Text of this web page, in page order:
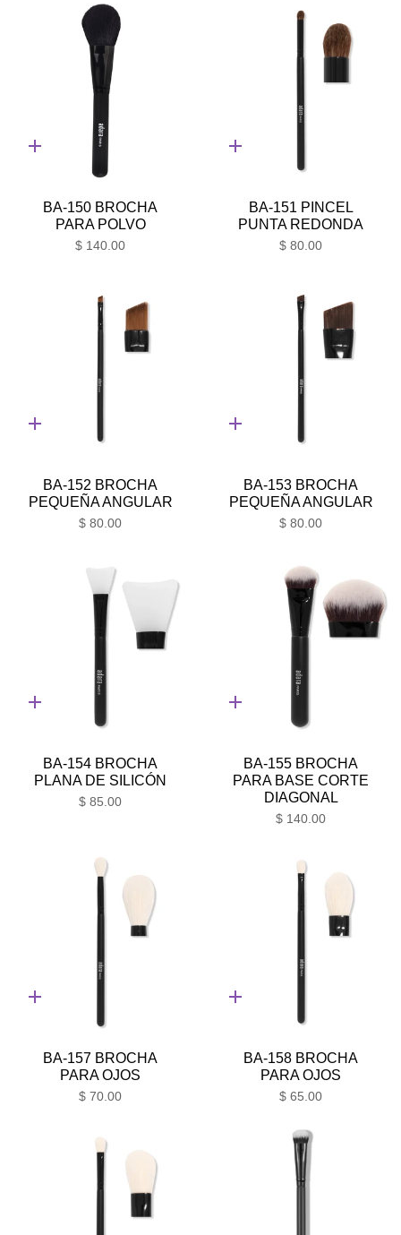
Adición
BA-150 BROCHA
PARA POLVO
$ 140.00
Adición
BA-151 PINCEL
PUNTA REDONDA
$ 80.00
Adición
BA-152 BROCHA
PEQUEÑA ANGULAR
$ 80.00
Adición
BA-153 BROCHA
PEQUEÑA ANGULAR
$ 80.00
Adición
BA-154 BROCHA
PLANA DE SILICÓN
$ 85.00
Adición
BA-155 BROCHA
PARA BASE CORTE
DIAGONAL
$ 140.00
Adición
BA-157 BROCHA
PARA OJOS
$ 70.00
Adición
BA-158 BROCHA
PARA OJOS
$ 65.00